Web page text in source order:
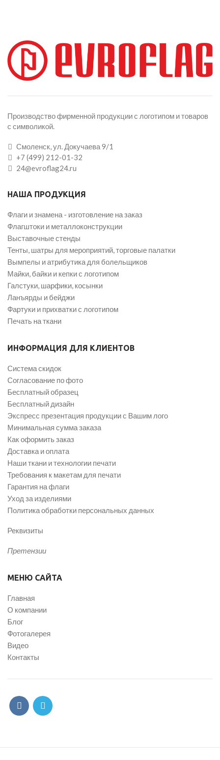
Производство фирменной продукции с логотипом и товаров
с символикой.
Смоленск, ул. Докучаева 9/1
+7 (499) 212-01-32
24@evroflag24.ru
НАША ПРОДУКЦИЯ
Флаги и знамена - изготовление на заказ
Флагштоки и металлоконструкции
Выставочные стенды
Тенты, шатры для мероприятий, торговые палатки
Вымпелы и атрибутика для болельщиков
Майки, байки и кепки с логотипом
Галстуки, шарфики, косынки
Ланъярды и бейджи
Фартуки и прихватки с логотипом
Печать на ткани
ИНФОРМАЦИЯ ДЛЯ КЛИЕНТОВ
Система скидок
Согласование по фото
Бесплатный образец
Бесплатный дизайн
Экспресс презентация продукции с Вашим лого
Минимальная сумма заказа
Как оформить заказ
Доставка и оплата
Наши ткани и технологии печати
Требования к макетам для печати
Гарантия на флаги
Уход за изделиями
Политика обработки персональных данных
Реквизиты
Претензии
МЕНЮ САЙТА
Главная
О компании
Блог
Фотогалерея
Видео
Контакты